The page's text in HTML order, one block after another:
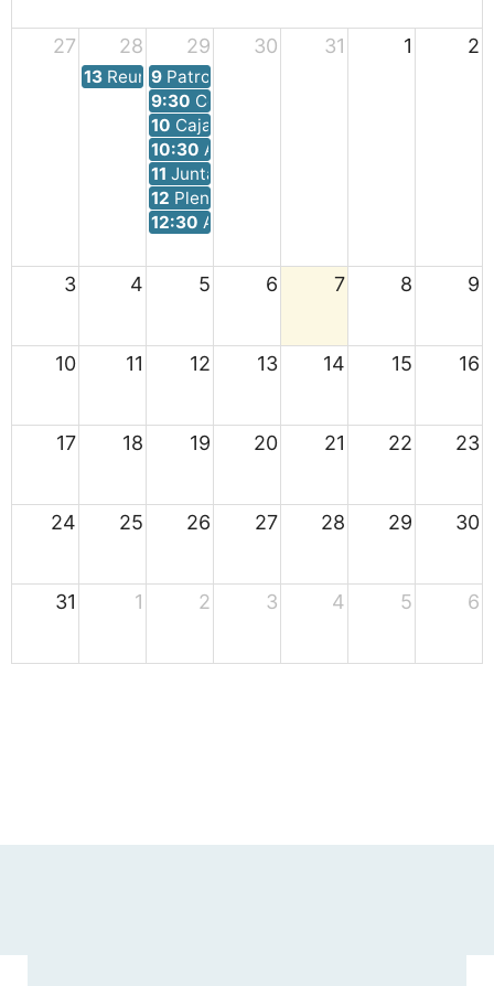
27 28 29 30 31 1 2
13 Reunión telemática Fondo Cooperación Turismo
9 Patronato de Turismo
9:30 Consejo de Suma
10 Caja de Crédito
10:30 Administración General y Hacienda
11 Junta de Gobierno
12 Pleno Provincial
12:30 Administración General y Hacienda
3 4 5 6 7 8 9
10 11 12 13 14 15 16
17 18 19 20 21 22 23
24 25 26 27 28 29 30
31 1 2 3 4 5 6